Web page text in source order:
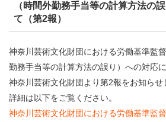
・ イベント一覧
・ イベントカレンダー
ご来場案内
・ 館内サービス・アクセシビリティ
・ フロアマップ
・ レストラン/カフェ
施設を借りる
KAATについて
（時間外勤務手当等の計算方法の
て（第2報）
神奈川芸術文化財団における労働基準監
勤務手当等の計算方法の誤り）への対応
神奈川芸術文化財団より第2報をお知らせ
詳細は以下をご覧ください。
神奈川芸術文化財団における労働基準監